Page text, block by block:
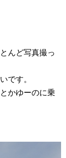
んど写真撮っ
です。
かゆーのに乗